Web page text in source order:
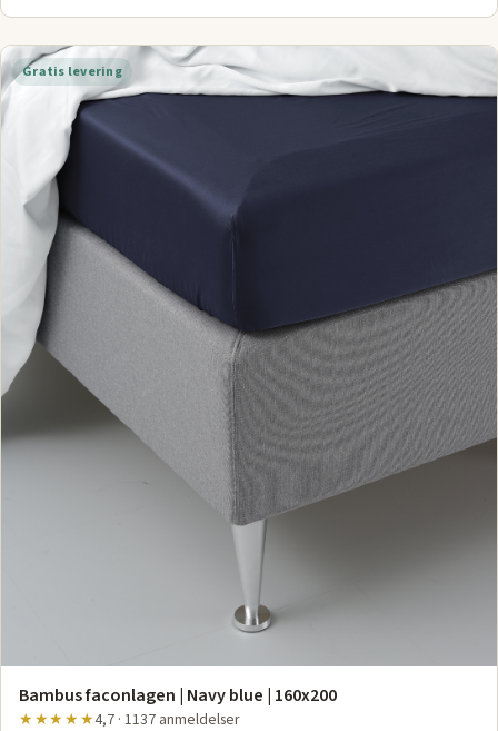
Gratis levering
Bambus faconlagen | Navy blue | 160x200
★★★★★4,7 · 1137 anmeldelser